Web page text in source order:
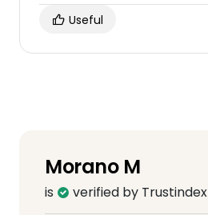
Useful
Morano M
is verified by Trustindex